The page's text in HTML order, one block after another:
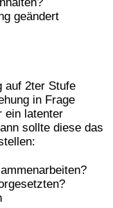
geändert
auf 2ter Stufe
in Frage
ein latenter
sollte diese das